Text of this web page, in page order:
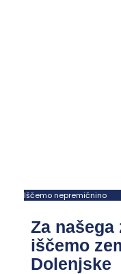
Iščemo nepremičnino
Za našega
iščemo
Dolenjske